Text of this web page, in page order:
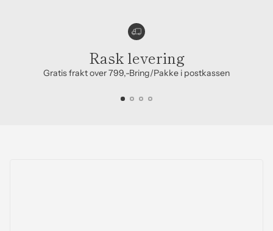
Rask levering
Gratis frakt over 799,-Bring/Pakke i postkassen